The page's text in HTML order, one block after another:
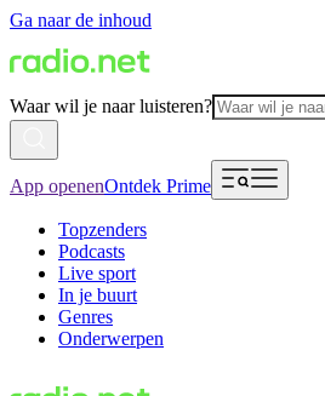
Ga naar de inhoud
Waar wil je naar luisteren?
App openenOntdek Prime
Topzenders
Podcasts
Live sport
In je buurt
Genres
Onderwerpen